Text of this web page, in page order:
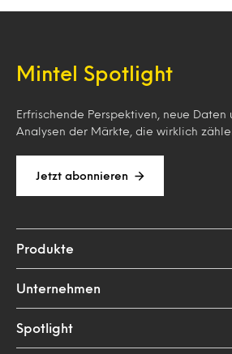
Mintel Spotlight
Erfrischende Perspektiven, neue Daten
Analysen der Märkte, die wirklich
Jetzt abonnieren
Produkte
Unternehmen
Spotlight